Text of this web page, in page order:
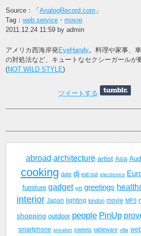
Source：「AnalogRecord.com 」
Tag：web service ・movie
2011.12.24 11:59 by admin
アメリカ西海岸発EyeHandy。料理や家事、
の対処法など、キュートなセクシーガールが
(NOT WILD STYLE)
ツイートする
abroad architecture artist Asia
cooking date dj eat out electronics
furniture gadget gift greetings
interior Japan lighting london movie MP3
shopping outdoor people PinUp
smartphone sneaker sweets tableware villa